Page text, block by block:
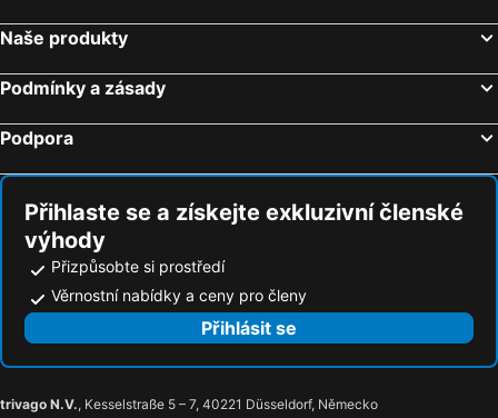
Naše produkty
Podmínky a zásady
Podpora
Přihlaste se a získejte exkluzivní členské
výhody
Přizpůsobte si prostředí
Věrnostní nabídky a ceny pro členy
Přihlásit se
trivago N.V., Kesselstraße 5 – 7, 40221 Düsseldorf, Německo